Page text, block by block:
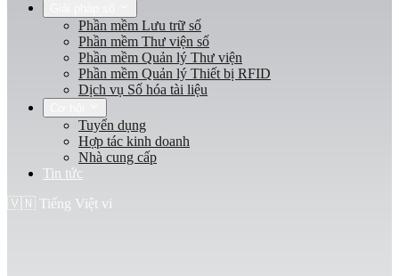
Phần mềm Lưu trữ số
Phần mềm Thư viện số
Phần mềm Quản lý Thư viện
Phần mềm Quản lý Thiết bị RFID
Dịch vụ Số hóa tài liệu
Tuyển dụng
Hợp tác kinh doanh
Nhà cung cấp
Tin tức
🇻🇳 Tiếng Việt vi